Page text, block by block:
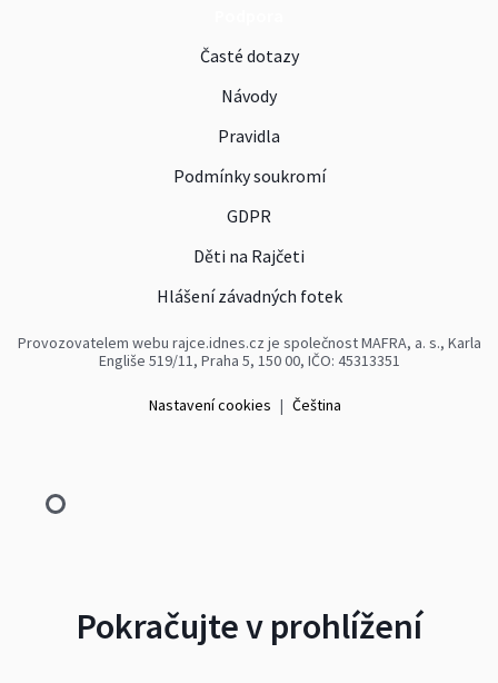
Časté dotazy
Návody
Pravidla
Podmínky soukromí
GDPR
Děti na Rajčeti
Hlášení závadných fotek
Provozovatelem webu rajce.idnes.cz je společnost MAFRA, a. s., Karla
Engliše 519/11, Praha 5, 150 00, IČO: 45313351
Nastavení cookies | Čeština
Pokračujte v prohlížení